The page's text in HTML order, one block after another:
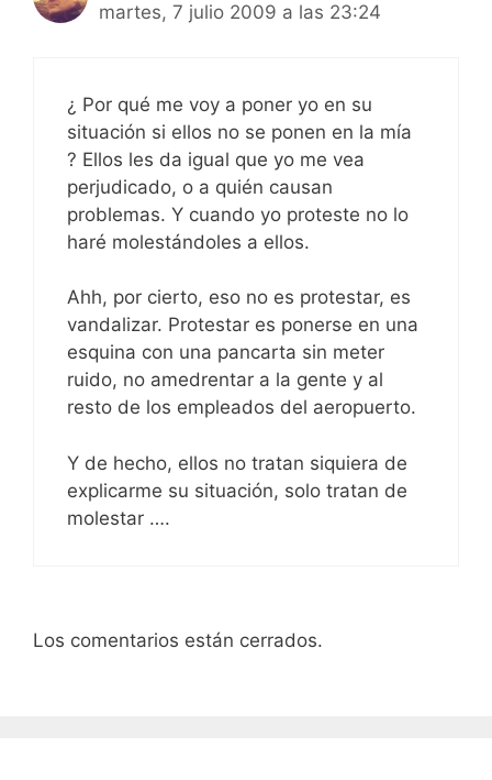
martes, 7 julio 2009 a las 23:24
¿ Por qué me voy a poner yo en su
situación si ellos no se ponen en la mía
? Ellos les da igual que yo me vea
perjudicado, o a quién causan
problemas. Y cuando yo proteste no lo
haré molestándoles a ellos.
Ahh, por cierto, eso no es protestar, es
vandalizar. Protestar es ponerse en una
esquina con una pancarta sin meter
ruido, no amedrentar a la gente y al
resto de los empleados del aeropuerto.
Y de hecho, ellos no tratan siquiera de
explicarme su situación, solo tratan de
molestar ….
Los comentarios están cerrados.